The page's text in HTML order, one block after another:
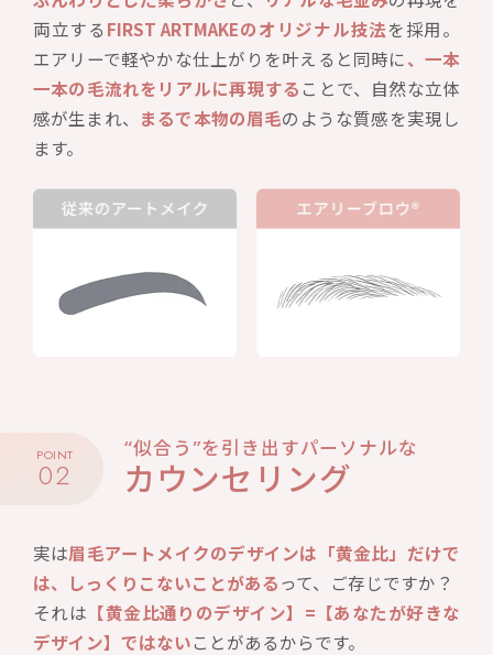
両立する FIRST ARTMAKEのオリジナル技法を採用。
エアリーで軽やかな仕上がりを叶えると同時に、一本
一本の毛流れをリアルに再現する ことで、自然な立体
感が生まれ、 まるで本物の眉毛のような質感を実現し
ます。
POINT
02
“似合う”を引き出すパーソナルな
カウンセリング
実は眉毛アートメイクのデザインは「黄金比」だけで
は、しっくりこないことがあるって、ご存じですか？
それは 【黄金比通りのデザイン】=【あなたが好きな
デザイン】ではないことがあるからです。